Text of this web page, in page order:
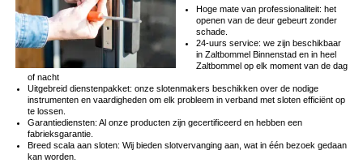
Hoge mate van professionaliteit: het
openen van de deur gebeurt zonder
schade.
24-uurs service: we zijn beschikbaar
in Zaltbommel Binnenstad en in heel
Zaltbommel op elk moment van de dag
of nacht
Uitgebreid dienstenpakket: onze slotenmakers beschikken over de nodige
instrumenten en vaardigheden om elk probleem in verband met sloten efficiënt op
te lossen.
Garantiediensten: Al onze producten zijn gecertificeerd en hebben een
fabrieksgarantie.
Breed scala aan sloten: Wij bieden slotvervanging aan, wat in één bezoek gedaan
kan worden.